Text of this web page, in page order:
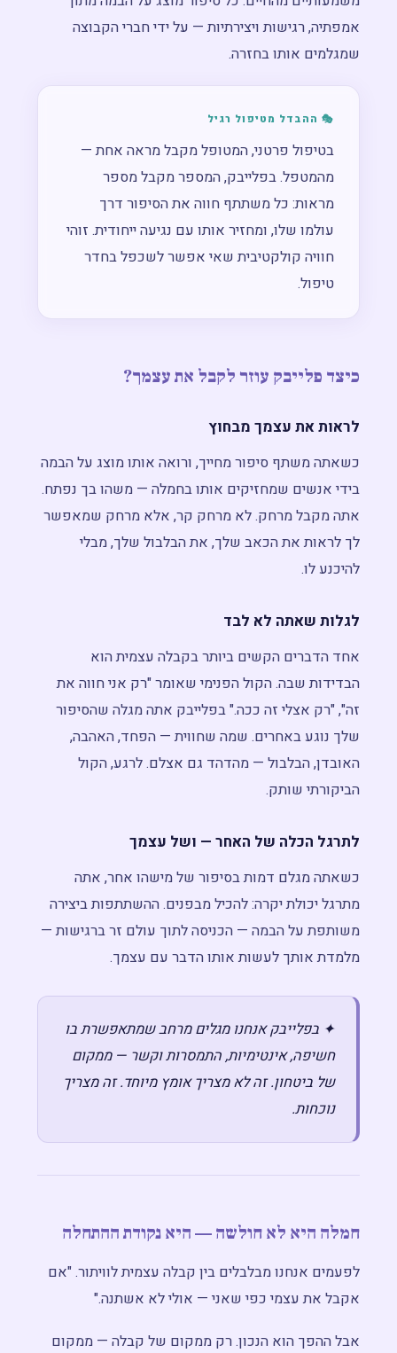
אמפתיה, רגישות ויצירתיות — על ידי חברי הקבוצה
שמגלמים אותו בחזרה.
🎭 ההבדל מטיפול רגיל
בטיפול פרטני, המטופל מקבל מראה אחת —
מהמטפל. בפלייבק, המספר מקבל מספר
מראות: כל משתתף חווה את הסיפור דרך
עולמו שלו, ומחזיר אותו עם נגיעה ייחודית. זוהי
חוויה קולקטיבית שאי אפשר לשכפל בחדר
טיפול.
כיצד פלייבק עוזר לקבל את עצמך?
לראות את עצמך מבחוץ
כשאתה משתף סיפור מחייך, ורואה אותו מוצג על הבמה
בידי אנשים שמחזיקים אותו בחמלה — משהו בך נפתח.
אתה מקבל מרחק. לא מרחק קר, אלא מרחק שמאפשר
לך לראות את הכאב שלך, את הבלבול שלך, מבלי
להיכנע לו.
לגלות שאתה לא לבד
אחד הדברים הקשים ביותר בקבלה עצמית הוא
הבדידות שבה. הקול הפנימי שאומר "רק אני חווה את
זה", "רק אצלי זה ככה." בפלייבק אתה מגלה שהסיפור
שלך נוגע באחרים. שמה שחווית — הפחד, האהבה,
האובדן, הבלבול — מהדהד גם אצלם. לרגע, הקול
הביקורתי שותק.
לתרגל הכלה של האחר — ושל עצמך
כשאתה מגלם דמות בסיפור של מישהו אחר, אתה
מתרגל יכולת יקרה: להכיל מבפנים. ההשתתפות ביצירה
משותפת על הבמה — הכניסה לתוך עולם זר ברגישות —
מלמדת אותך לעשות אותו הדבר עם עצמך.
✦ בפלייבק אנחנו מגלים מרחב שמתאפשרת בו
חשיפה, אינטימיות, התמסרות וקשר — ממקום
של ביטחון. זה לא מצריך אומץ מיוחד. זה מצריך
נוכחות.
חמלה היא לא חולשה — היא נקודת ההתחלה
לפעמים אנחנו מבלבלים בין קבלה עצמית לוויתור. "אם
אקבל את עצמי כפי שאני — אולי לא אשתנה."
אבל ההפך הוא הנכון. רק ממקום של קבלה — ממקום